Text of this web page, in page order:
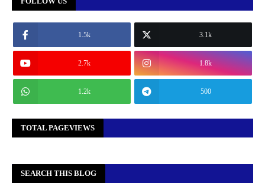
1.5k 3.1k
2.7k 1.8k
1.2k 500
TOTAL PAGEVIEWS
SEARCH THIS BLOG